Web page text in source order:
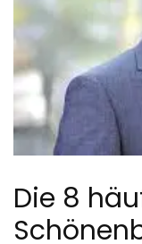
Die 8